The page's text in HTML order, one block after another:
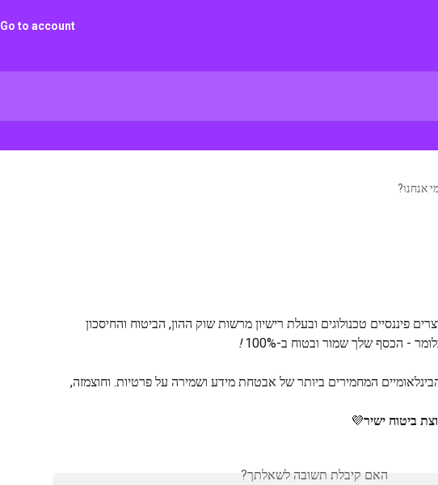
Go to account
אנחנו?
פיננסיים טכנולוגים ובעלת רישיון מרשות שוק ההון, הביטוח והחיסכון
!
המחמירים ביותר של אבטחת מידע ושמירה על פרטיות. וחוצמזה,
💜
האם קיבלת תשובה לשאלתך?